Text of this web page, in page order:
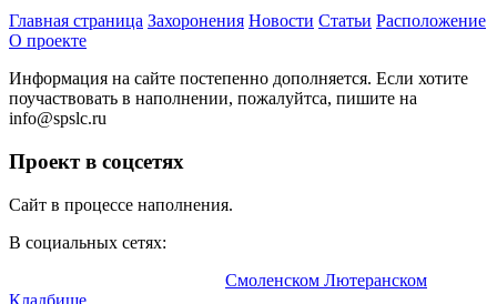
Главная страница Захоронения Новости Статьи Расположение
О проекте
Информация на сайте постепенно дополняется. Если хотите
поучаствовать в наполнении, пожалуйтса, пишите на
info@spslc.ru
Проект в соцсетях
Сайт в процессе наполнения.
В социальных сетях:
Смоленском Лютеранском
Кладбище